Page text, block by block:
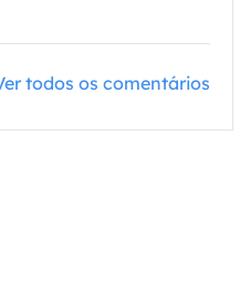
todos os comentários